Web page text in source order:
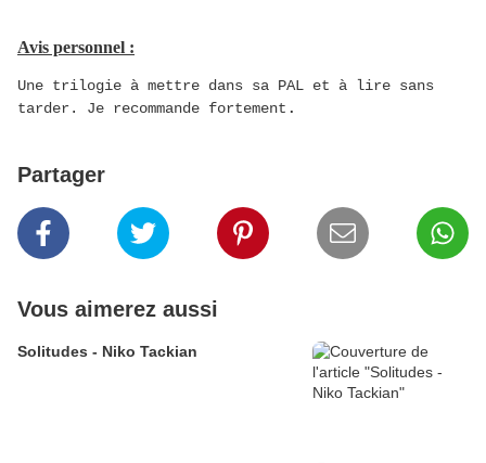
Avis personnel :
Une trilogie à mettre dans sa PAL et à lire sans
tarder. Je recommande fortement .
Partager
Vous aimerez aussi
Solitudes - Niko Tackian